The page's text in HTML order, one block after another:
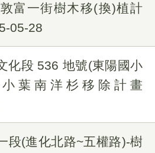
富一街樹木移(換)植計
05-28
化段 536 地號(東陽國小
葉南洋杉移除計畫
段(進化北路~五權路)-樹